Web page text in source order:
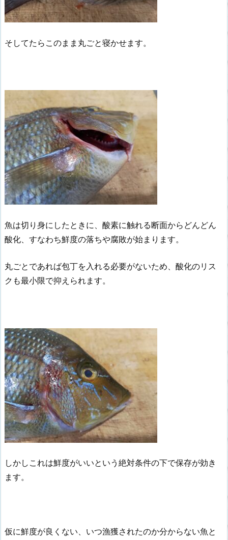
そしてたらこのまま丸ごと寝かせます。
魚は切り身にしたときに、酸素に触れる断面からどんどん
酸化、すなわち鮮度の落ちや腐敗が始まります。
丸ごとであれば包丁を入れる必要がないため、酸化のリス
クも最小限で抑えられます。
しかしこれは鮮度がいいという絶対条件の下で保存が効き
ます。
仮に鮮度が良くない、いつ漁獲されたのか分からない魚と